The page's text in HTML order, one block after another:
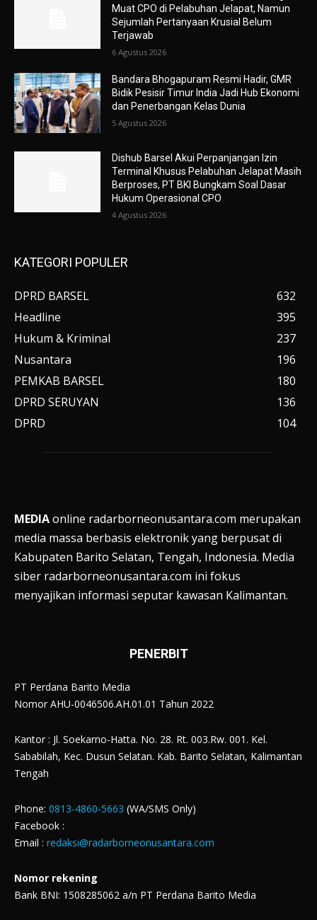
Muat CPO di Pelabuhan Jelapat, Namun
Sejumlah Pertanyaan Krusial Belum
Terjawab
6 Agustus 2026
Bandara Bhogapuram Resmi Hadir, GMR
Bidik Pesisir Timur India Jadi Hub Ekonomi
dan Penerbangan Kelas Dunia
5 Agustus 2026
Dishub Barsel Akui Perpanjangan Izin
Terminal Khusus Pelabuhan Jelapat Masih
Berproses, PT BKI Bungkam Soal Dasar
Hukum Operasional CPO
4 Agustus 2026
KATEGORI POPULER
DPRD BARSEL
632
Headline
395
Hukum & Kriminal
237
Nusantara
196
PEMKAB BARSEL
180
DPRD SERUYAN
136
DPRD
104
MEDIAonline radarborneonusantara.com merupakan
media massa berbasis elektronik yang berpusat di
Kabupaten Barito Selatan, Tengah, Indonesia. Media
siber radarborneonusantara.com ini fokus
menyajikan informasi seputar kawasan Kalimantan.
PENERBIT
PT Perdana Barito Media
Nomor AHU-0046506.AH.01.01 Tahun 2022
Kantor : Jl. Soekarno-Hatta. No. 28. Rt. 003.Rw. 001. Kel.
Sababilah, Kec. Dusun Selatan. Kab. Barito Selatan, Kalimantan
Tengah
Phone: 0813-4860-5663 (WA/SMS Only)
Facebook :
Email : redaksi@radarborneonusantara.com
Nomor rekening
Bank BNI: 1508285062 a/n PT Perdana Barito Media